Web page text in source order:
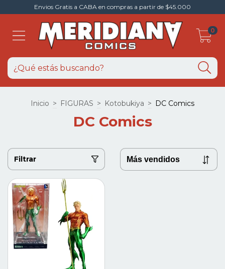
Envios Gratis a CABA en compras a partir de $45.000
0
Inicio > FIGURAS > Kotobukiya > DC Comics
DC Comics
Filtrar